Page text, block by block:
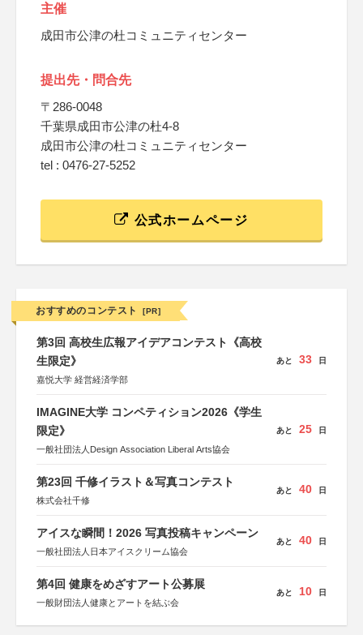
主催
成田市公津の杜コミュニティセンター
提出先・問合先
〒286-0048
千葉県成田市公津の杜4-8
成田市公津の杜コミュニティセンター
tel : 0476-27-5252
公式ホームページ
おすすめのコンテスト [PR]
第3回 高校生広報アイデアコンテスト《高校
生限定》
嘉悦大学 経営経済学部
あと 33 日
IMAGINE大学 コンペティション2026《学生
限定》
一般社団法人Design Association Liberal Arts協会
あと 25 日
第23回 千修イラスト＆写真コンテスト
株式会社千修
あと 40 日
アイスな瞬間！2026 写真投稿キャンペーン
一般社団法人日本アイスクリーム協会
あと 40 日
第4回 健康をめざすアート公募展
一般財団法人健康とアートを結ぶ会
あと 10 日